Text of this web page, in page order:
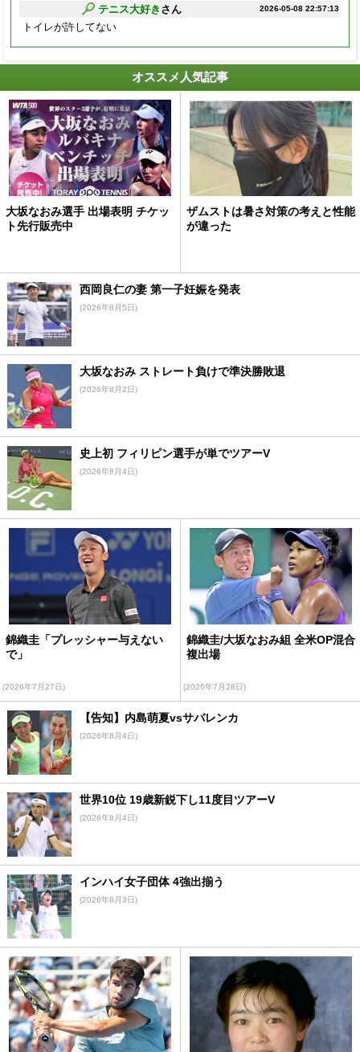
2026-05-08 22:57:13
テニス大好き さん
トイレが許してない
オススメ人気記事
大坂なおみ選手 出場表明 チケッ
ト先行販売中
ザムストは暑さ対策の考えと性能
が違った
西岡良仁の妻 第一子妊娠を発表
(2026年8月5日)
大坂なおみ ストレート負けで準決勝敗退
(2026年8月2日)
史上初 フィリピン選手が単でツアーV
(2026年8月4日)
錦織圭「プレッシャー与えない
で」
(2026年7月27日)
錦織圭/大坂なおみ組 全米OP混合
複出場
(2026年7月28日)
【告知】内島萌夏vsサバレンカ
(2026年8月4日)
世界10位 19歳新鋭下し11度目ツアーV
(2026年8月4日)
インハイ女子団体 4強出揃う
(2026年8月3日)